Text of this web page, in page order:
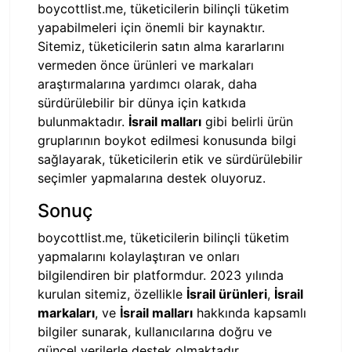
boycottlist.me, tüketicilerin bilinçli tüketim
yapabilmeleri için önemli bir kaynaktır.
Sitemiz, tüketicilerin satın alma kararlarını
vermeden önce ürünleri ve markaları
araştırmalarına yardımcı olarak, daha
sürdürülebilir bir dünya için katkıda
bulunmaktadır. İsrail malları gibi belirli ürün
gruplarının boykot edilmesi konusunda bilgi
sağlayarak, tüketicilerin etik ve sürdürülebilir
seçimler yapmalarına destek oluyoruz.
Sonuç
boycottlist.me, tüketicilerin bilinçli tüketim
yapmalarını kolaylaştıran ve onları
bilgilendiren bir platformdur. 2023 yılında
kurulan sitemiz, özellikle İsrail ürünleri, İsrail
markaları, ve İsrail malları hakkında kapsamlı
bilgiler sunarak, kullanıcılarına doğru ve